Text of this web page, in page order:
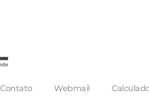
Contato Webmail